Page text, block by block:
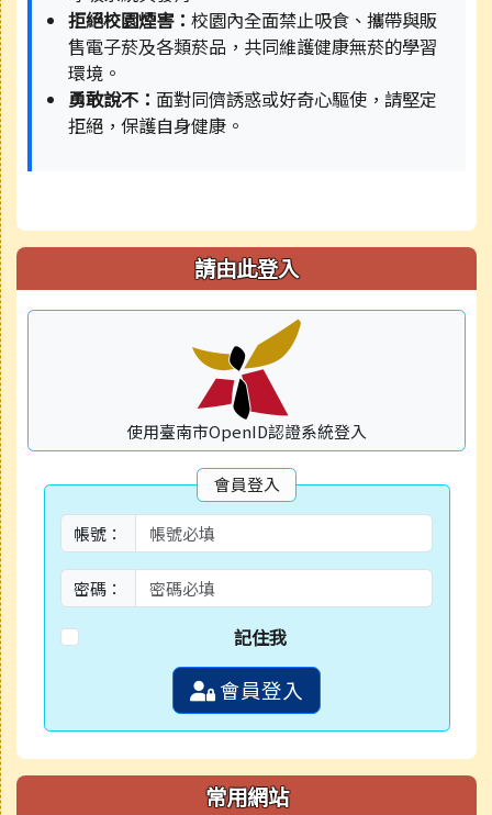
拒絕校園煙害：校園內全面禁止吸食、攜帶與販
售電子菸及各類菸品，共同維護健康無菸的學習
環境。
勇敢說不： 面對同儕誘惑或好奇心驅使，請堅定
拒絕，保護自身健康。
請由此登入
使用臺南市OpenID認證系統登入
會員登入
帳號：
密碼：
記住我
會員登入
常用網站